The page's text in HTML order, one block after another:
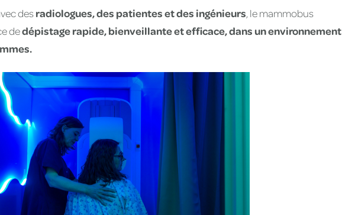
desradiologues, des patientes et des ingénieurs, le mammobus
dedépistage rapide, bienveillante et efficace, dans un environnement